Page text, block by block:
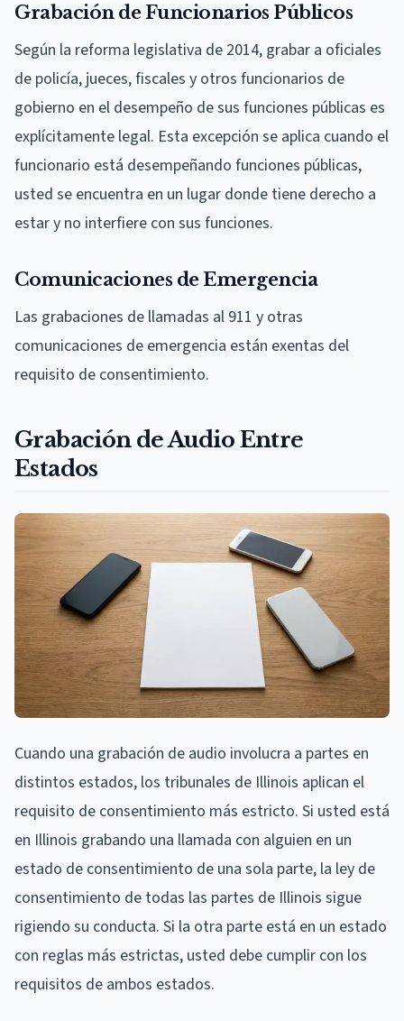
Grabación de Funcionarios Públicos
Según la reforma legislativa de 2014, grabar a oficiales
de policía, jueces, fiscales y otros funcionarios de
gobierno en el desempeño de sus funciones públicas es
explícitamente legal. Esta excepción se aplica cuando el
funcionario está desempeñando funciones públicas,
usted se encuentra en un lugar donde tiene derecho a
estar y no interfiere con sus funciones.
Comunicaciones de Emergencia
Las grabaciones de llamadas al 911 y otras
comunicaciones de emergencia están exentas del
requisito de consentimiento.
Grabación de Audio Entre
Estados
Cuando una grabación de audio involucra a partes en
distintos estados, los tribunales de Illinois aplican el
requisito de consentimiento más estricto. Si usted está
en Illinois grabando una llamada con alguien en un
estado de consentimiento de una sola parte, la ley de
consentimiento de todas las partes de Illinois sigue
rigiendo su conducta. Si la otra parte está en un estado
con reglas más estrictas, usted debe cumplir con los
requisitos de ambos estados.